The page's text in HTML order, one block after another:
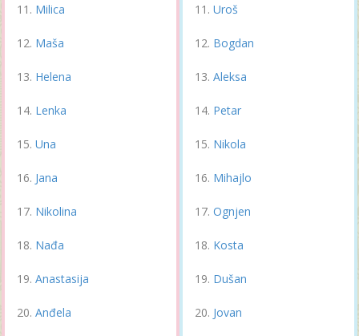
Milica
Maša
Helena
Lenka
Una
Jana
Nikolina
Nađa
Anastasija
Anđela
Uroš
Bogdan
Aleksa
Petar
Nikola
Mihajlo
Ognjen
Kosta
Dušan
Jovan